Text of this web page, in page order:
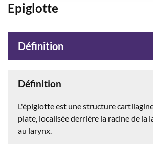
Epiglotte
Définition
Définition
L'épiglotte est une structure
plate, localisée derrière la racine de la
au larynx.